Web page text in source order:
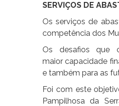
SERVIÇOS DE
Os serviços de
competência dos
Os desafios que
maior capacidade
e também para as
Foi com este
Pampilhosa da